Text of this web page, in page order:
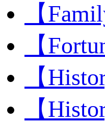
【
【
【
【